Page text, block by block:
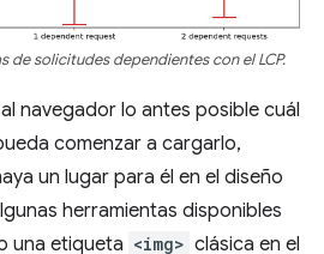
de solicitudes dependientes con el LCP.
navegador lo antes posible cuál
comenzar a cargarlo,
un lugar para él en el diseño
herramientas disponibles
una etiqueta <img> clásica en el